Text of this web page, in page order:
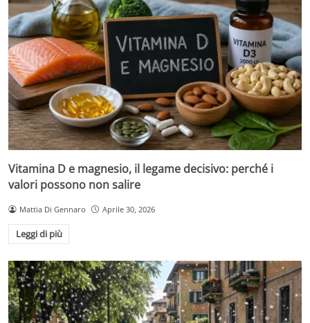
Vitamina D e magnesio, il legame decisivo: perché i
valori possono non salire
Mattia Di Gennaro Aprile 30, 2026
Leggi di più